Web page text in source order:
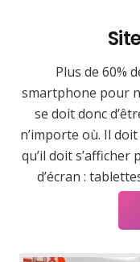
Plus de 60%
smartphone pour
se doit donc
n’importe où. Il
qu’il doit
d’écran :